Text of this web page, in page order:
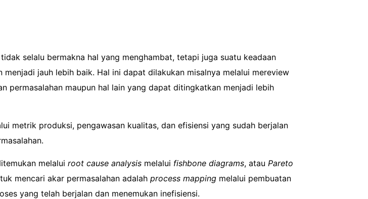
selalu bermakna hal yang menghambat, tetapi juga suatu keadaan
jauh lebih baik. Hal ini dapat dilakukan misalnya melalui mereview
permasalahan maupun hal lain yang dapat ditingkatkan menjadi lebih
metrik produksi, pengawasan kualitas, dan efisiensi yang sudah berjalan
melalui root cause analysis melalui fishbone diagrams, atau Pareto
mencari akar permasalahan adalah process mapping melalui pembuatan
yang telah berjalan dan menemukan inefisiensi.